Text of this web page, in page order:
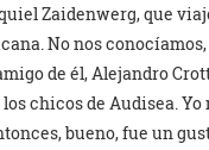
Zaidenwerg, que
No nos
de él, Alejandro
chicos de Audisea.
bueno, fue un